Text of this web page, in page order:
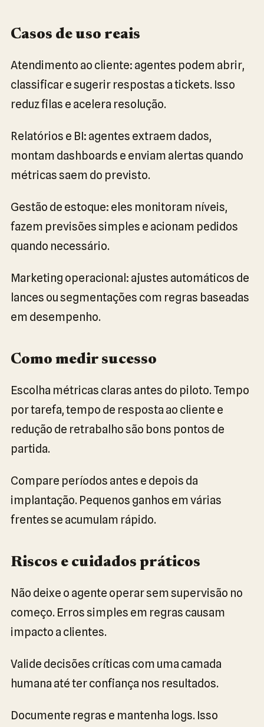
Casos de uso reais
Atendimento ao cliente: agentes podem abrir,
classificar e sugerir respostas a tickets. Isso
reduz filas e acelera resolução.
Relatórios e BI: agentes extraem dados,
montam dashboards e enviam alertas quando
métricas saem do previsto.
Gestão de estoque: eles monitoram níveis,
fazem previsões simples e acionam pedidos
quando necessário.
Marketing operacional: ajustes automáticos de
lances ou segmentações com regras baseadas
em desempenho.
Como medir sucesso
Escolha métricas claras antes do piloto. Tempo
por tarefa, tempo de resposta ao cliente e
redução de retrabalho são bons pontos de
partida.
Compare períodos antes e depois da
implantação. Pequenos ganhos em várias
frentes se acumulam rápido.
Riscos e cuidados práticos
Não deixe o agente operar sem supervisão no
começo. Erros simples em regras causam
impacto a clientes.
Valide decisões críticas com uma camada
humana até ter confiança nos resultados.
Documente regras e mantenha logs. Isso